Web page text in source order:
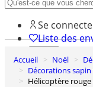
Se
Liste des
0
Panier
Accueil Noël
Décorations
Hélicoptère